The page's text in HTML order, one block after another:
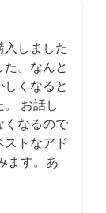
入しました
。なんと
くなると
。 お話し
くなるので
ストなアド
ます。あ